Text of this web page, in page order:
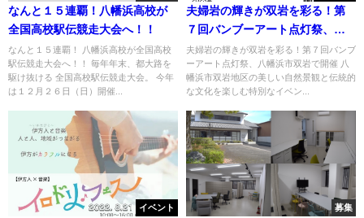
なんと１５連覇！八幡浜高校が
全国高校駅伝競走大会へ！！
なんと１５連覇！ 八幡浜高校が全国高校
駅伝競走大会へ！！ 毎年年末、都大路を
駆け抜ける 全国高校駅伝競走大会。 今年
は１２月２６日（日）開催...
夫婦岩の輝きが双岩を彩る！第
７回バンブーアート点灯祭、八
幡浜市双岩で開催
夫婦岩の輝きが双岩を彩る！第７回バンブ
ーアート点灯祭、八幡浜市双岩で開催 八
幡浜市双岩地区の美しい自然景観と伝統的
な文化を楽しむ特別なイベン...
イベント 募集